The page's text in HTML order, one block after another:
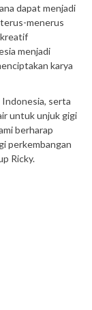
dapat menjadi
menerus
menjadi
karya
Indonesia, serta
untuk unjuk gigi
berharap
perkembangan
Ricky.